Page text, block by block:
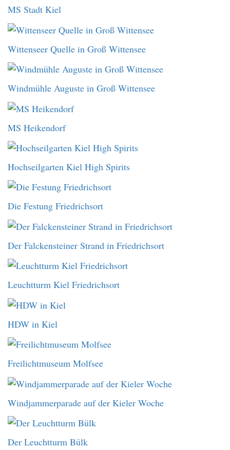
MS Stadt Kiel
Wittenseer Quelle in Groß Wittensee
Windmühle Auguste in Groß Wittensee
MS Heikendorf
Hochseilgarten Kiel High Spirits
Die Festung Friedrichsort
Der Falckensteiner Strand in Friedrichsort
Leuchtturm Kiel Friedrichsort
HDW in Kiel
Freilichtmuseum Molfsee
Windjammerparade auf der Kieler Woche
Der Leuchtturm Bülk